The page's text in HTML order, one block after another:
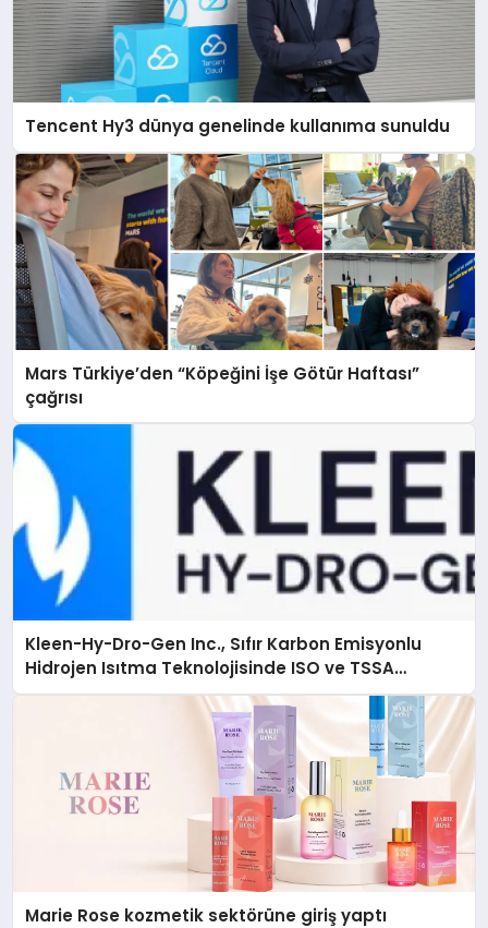
Tencent Hy3 dünya genelinde kullanıma sunuldu
Mars Türkiye’den “Köpeğini İşe Götür Haftası”
çağrısı
Kleen-Hy-Dro-Gen Inc., Sıfır Karbon Emisyonlu
Hidrojen Isıtma Teknolojisinde ISO ve TSSA
Düzenleyici Onaylarını Aldı
Marie Rose kozmetik sektörüne giriş yaptı